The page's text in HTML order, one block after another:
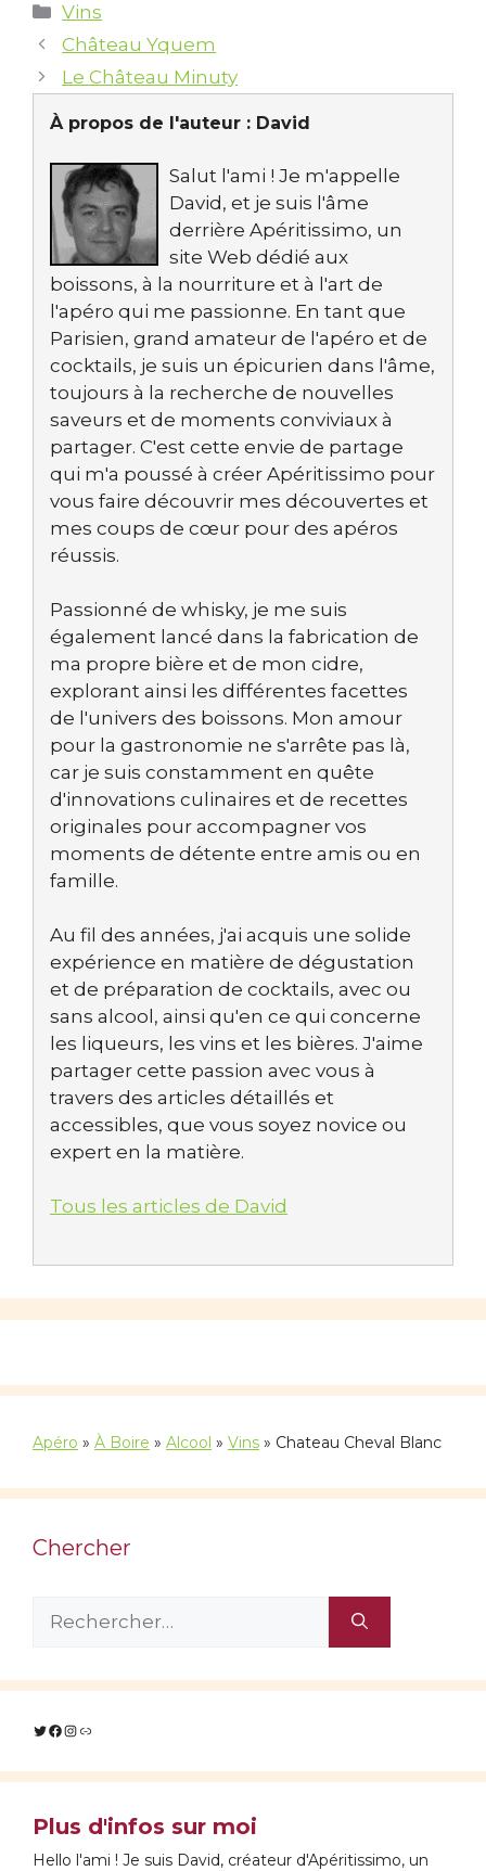
Catégories
Vins
Château Yquem
Le Château Minuty
À propos de l'auteur : David
Salut l'ami ! Je m'appelle
David, et je suis l'âme
derrière Apéritissimo, un
site Web dédié aux
boissons, à la nourriture et à l'art de
l'apéro qui me passionne. En tant que
Parisien, grand amateur de l'apéro et de
cocktails, je suis un épicurien dans l'âme,
toujours à la recherche de nouvelles
saveurs et de moments conviviaux à
partager. C'est cette envie de partage
qui m'a poussé à créer Apéritissimo pour
vous faire découvrir mes découvertes et
mes coups de cœur pour des apéros
réussis.
Passionné de whisky, je me suis
également lancé dans la fabrication de
ma propre bière et de mon cidre,
explorant ainsi les différentes facettes
de l'univers des boissons. Mon amour
pour la gastronomie ne s'arrête pas là,
car je suis constamment en quête
d'innovations culinaires et de recettes
originales pour accompagner vos
moments de détente entre amis ou en
famille.
Au fil des années, j'ai acquis une solide
expérience en matière de dégustation
et de préparation de cocktails, avec ou
sans alcool, ainsi qu'en ce qui concerne
les liqueurs, les vins et les bières. J'aime
partager cette passion avec vous à
travers des articles détaillés et
accessibles, que vous soyez novice ou
expert en la matière.
Tous les articles de David
Apéro » À Boire » Alcool » Vins » Chateau Cheval Blanc
Chercher
Twitter
Facebook
Instagram
Lien
Plus d'infos sur moi
Hello l'ami ! Je suis David, créateur d'Apéritissimo, un